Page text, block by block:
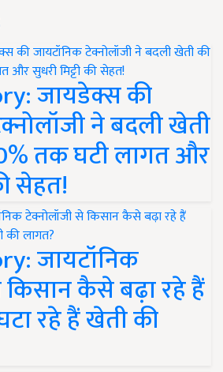
जायडेक्स की
ने बदली खेती
तक घटी लागत और
सेहत!
जायटॉनिक
किसान कैसे बढ़ा रहे हैं
रहे हैं खेती की